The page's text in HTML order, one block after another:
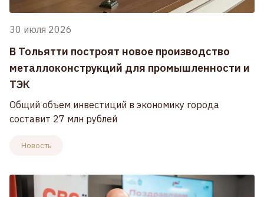
30 июля 2026
В Тольятти построят новое производство
металлоконструкций для промышленности и
ТЭК
Общий объем инвестиций в экономику города
составит 27 млн рублей
Новость